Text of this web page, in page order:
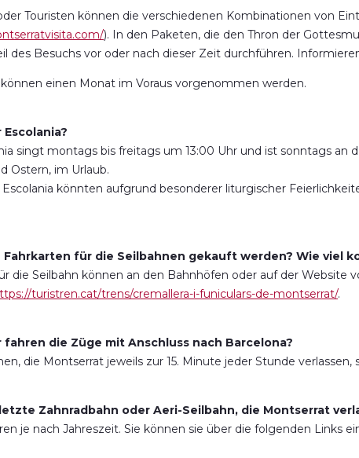
Touristen können die verschiedenen Kombinationen von
). In den Paketen, die den Thron der
des Besuchs vor oder nach dieser Zeit durchführen.
einen Monat im Voraus vorgenommen werden.
singt montags bis freitags um 13:00 Uhr und ist sonntags
Ostern, im Urlaub.
könnten aufgrund besonderer liturgischer
Fahrkarten für die Seilbahnen gekauft werden? Wie viel
die Seilbahn können an den Bahnhöfen oder auf der
turistren.cat/trens/cremallera-i-funiculars-de-montserrat/.
fahren die Züge mit Anschluss nach Barcelona?
die Montserrat jeweils zur 15. Minute jeder Stunde
Zahnradbahn oder Aeri-Seilbahn, die Montserrat
je nach Jahreszeit. Sie können sie über die folgenden Links